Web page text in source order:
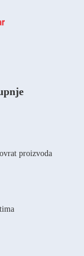
proizvoda